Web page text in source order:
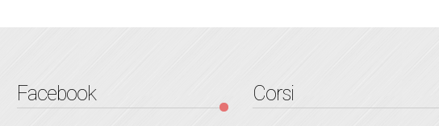
Facebook Corsi